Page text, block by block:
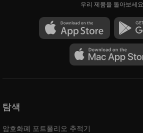
우리 제품을 돌아보세요
탐색
암호화폐 포트폴리오 추적기